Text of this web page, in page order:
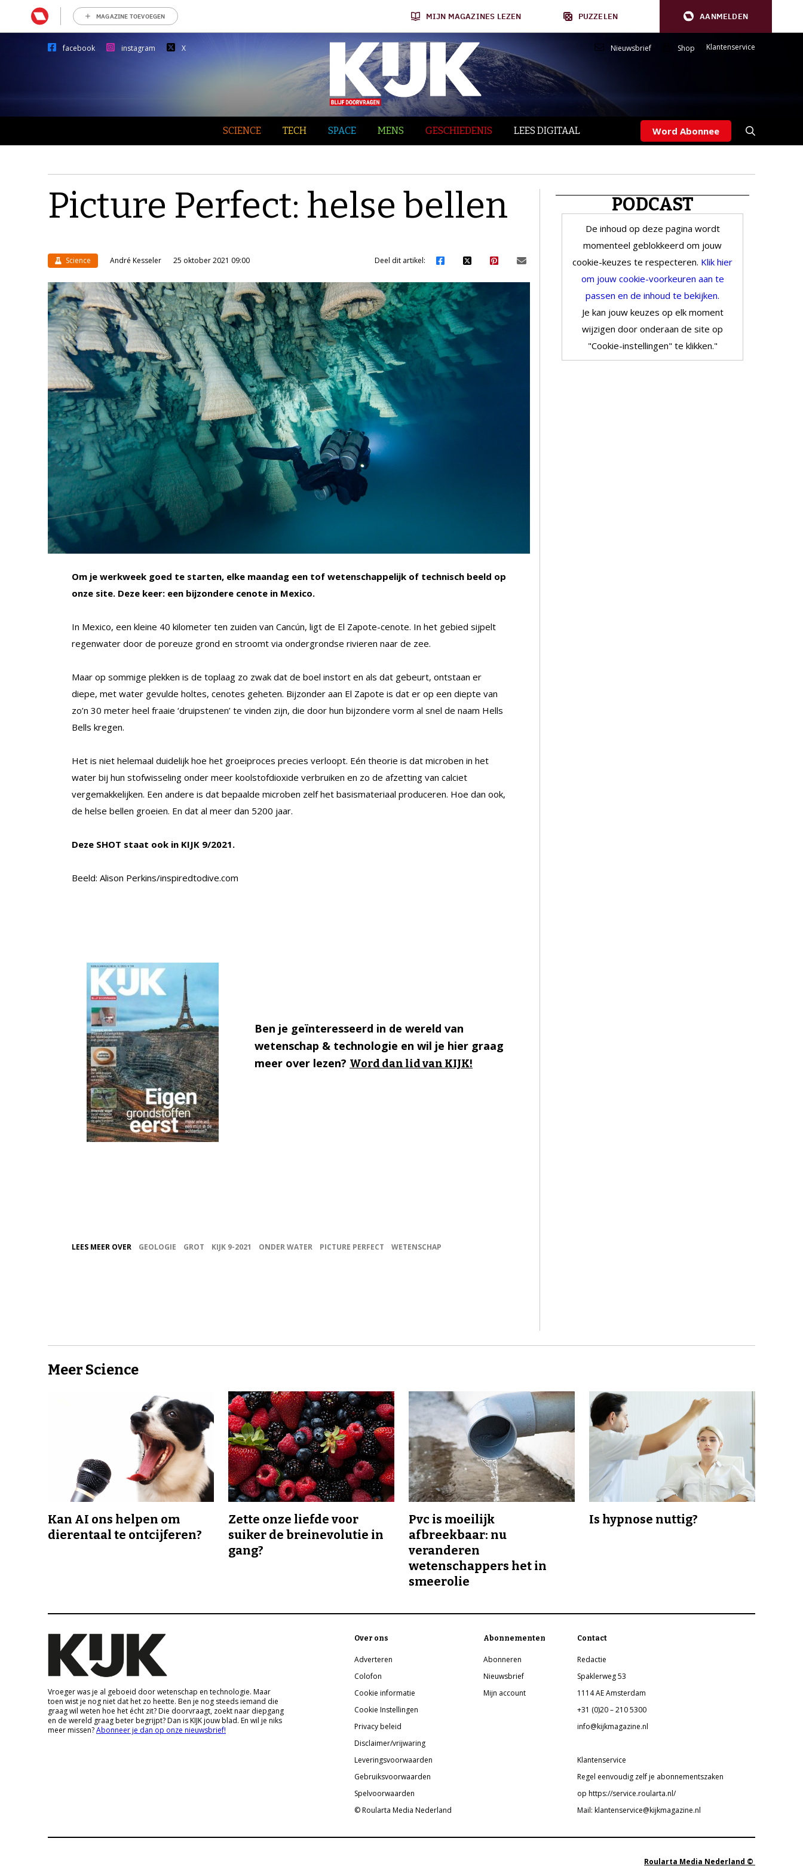
MAGAZINE TOEVOEGEN MIJN MAGAZINES LEZEN PUZZELEN AANMELDEN
facebook instagram X Nieuwsbrief Shop Klantenservice
SCIENCE TECH SPACE MENS GESCHIEDENIS LEES DIGITAAL Word Abonnee
Picture Perfect: helse bellen
Science André Kesseler 25 oktober 2021 09:00 Deel dit artikel:
Om je werkweek goed te starten, elke maandag een tof wetenschappelijk of technisch beeld op
onze site. Deze keer: een bijzondere cenote in Mexico.
In Mexico, een kleine 40 kilometer ten zuiden van Cancún, ligt de El Zapote-cenote. In het gebied sijpelt
regenwater door de poreuze grond en stroomt via ondergrondse rivieren naar de zee.
Maar op sommige plekken is de toplaag zo zwak dat de boel instort en als dat gebeurt, ontstaan er
diepe, met water gevulde holtes, cenotes geheten. Bijzonder aan El Zapote is dat er op een diepte van
zo’n 30 meter heel fraaie ‘druipstenen’ te vinden zijn, die door hun bijzondere vorm al snel de naam Hells
Bells kregen.
Het is niet helemaal duidelijk hoe het groeiproces precies verloopt. Eén theorie is dat microben in het
water bij hun stofwisseling onder meer koolstofdioxide verbruiken en zo de afzetting van calciet
vergemakkelijken. Een andere is dat bepaalde microben zelf het basismateriaal produceren. Hoe dan ook,
de helse bellen groeien. En dat al meer dan 5200 jaar.
Deze SHOT staat ook in KIJK 9/2021.
Beeld: Alison Perkins/inspiredtodive.com
Ben je geïnteresseerd in de wereld van
wetenschap & technologie en wil je hier graag
meer over lezen? Word dan lid van KIJK!
LEES MEER OVER GEOLOGIE GROT KIJK 9-2021 ONDER WATER PICTURE PERFECT WETENSCHAP
PODCAST
De inhoud op deze pagina wordt
momenteel geblokkeerd om jouw
cookie-keuzes te respecteren. Klik hier
om jouw cookie-voorkeuren aan te
passen en de inhoud te bekijken.
Je kan jouw keuzes op elk moment
wijzigen door onderaan de site op
"Cookie-instellingen" te klikken."
Meer Science
Kan AI ons helpen om
dierentaal te ontcijferen?
Zette onze liefde voor
suiker de breinevolutie in
gang?
Pvc is moeilijk
afbreekbaar: nu
veranderen
wetenschappers het in
smeerolie
Is hypnose nuttig?
Vroeger was je al geboeid door wetenschap en technologie. Maar
toen wist je nog niet dat het zo heette. Ben je nog steeds iemand die
graag wil weten hoe het écht zit? Die doorvraagt, zoekt naar diepgang
en de wereld graag beter begrijpt? Dan is KIJK jouw blad. En wil je niks
meer missen?Abonneer je dan op onze nieuwsbrief!
Over ons
Adverteren
Colofon
Cookie informatie
Cookie Instellingen
Privacy beleid
Disclaimer/vrijwaring
Leveringsvoorwaarden
Gebruiksvoorwaarden
Spelvoorwaarden
© Roularta Media Nederland
Abonnementen
Abonneren
Nieuwsbrief
Mijn account
Contact
Redactie
Spaklerweg 53
1114 AE Amsterdam
+31 (0)20 – 210 5300
info@kijkmagazine.nl
Klantenservice
Regel eenvoudig zelf je abonnementszaken
op https://service.roularta.nl/
Mail: klantenservice@kijkmagazine.nl
Roularta Media Nederland ©